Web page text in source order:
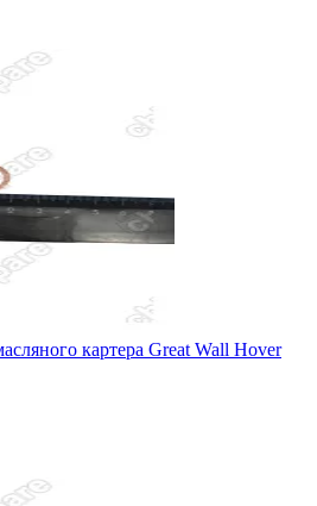
картера Great Wall Hover